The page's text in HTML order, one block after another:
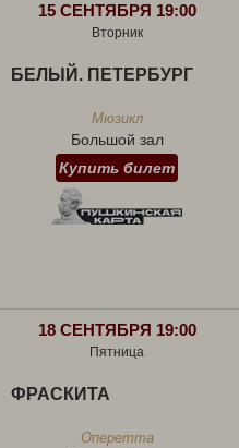
15 СЕНТЯБРЯ 19:00
Вторник
БЕЛЫЙ. ПЕТЕРБУРГ
Мюзикл
Большой зал
Купить билет
18 СЕНТЯБРЯ 19:00
Пятница
ФРАСКИТА
Оперетта